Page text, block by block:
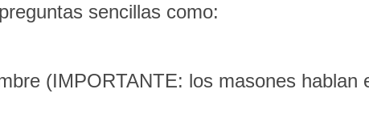
sencillas como:
(IMPORTANTE: los masones hablan